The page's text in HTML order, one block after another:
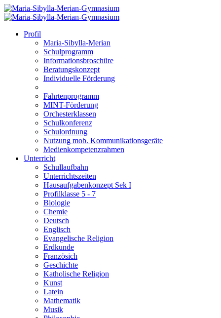
Profil
Maria-Sibylla-Merian
Schulprogramm
Informationsbroschüre
Beratungskonzept
Individuelle Förderung
Fahrtenprogramm
MINT-Förderung
Orchesterklassen
Schulkonferenz
Schulordnung
Nutzung mob. Kommunikationsgeräte
Medienkompetenzrahmen
Unterricht
Schullaufbahn
Unterrichtszeiten
Hausaufgabenkonzept Sek I
Profilklasse 5 - 7
Biologie
Chemie
Deutsch
Englisch
Evangelische Religion
Erdkunde
Französich
Geschichte
Katholische Religion
Kunst
Latein
Mathematik
Musik